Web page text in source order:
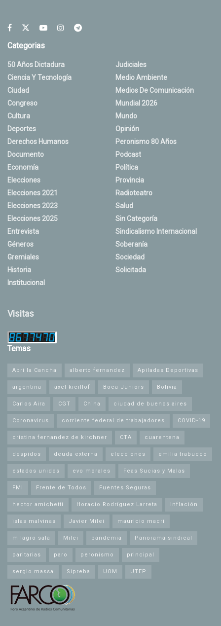
Categorias
50 Años Dictadura
Ciencia Y Tecnología
Ciudad
Congreso
Cultura
Deportes
Derechos Humanos
Documento
Economía
Elecciones
Elecciones 2021
Elecciones 2023
Elecciones 2025
Entrevista
Géneros
Gremiales
Historia
Institucional
Judiciales
Medio Ambiente
Medios De Comunicación
Mundial 2026
Mundo
Opinión
Peronismo 80 Años
Podcast
Política
Provincia
Radioteatro
Salud
Sin Categoría
Sindicalismo Internacional
Soberanía
Sociedad
Solicitada
Visitas
Temas
Abrí la Cancha alberto fernandez Apiladas Deportivas
argentina axel kicillof Boca Juniors Bolivia
Carlos Aira CGT China ciudad de buenos aires
Coronavirus corriente federal de trabajadores COVID-19
cristina fernandez de kirchner CTA cuarentena
despidos deuda externa elecciones emilia trabucco
estados unidos evo morales Feas Sucias y Malas
FMI Frente de Todos Fuentes Seguras
hector amichetti Horacio Rodríguez Larreta inflación
islas malvinas Javier Milei mauricio macri
milagro sala Milei pandemia Panorama sindical
paritarias paro peronismo principal
sergio massa Sipreba UOM UTEP